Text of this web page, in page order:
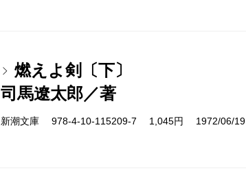
燃えよ剣〔下〕
司馬遼太郎／著
新潮文庫 978-4-10-115209-7 1,045円 1972/06/19